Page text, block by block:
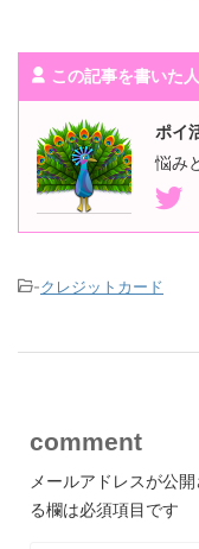
を使った回数は９回で
場合の金額として３０
乱暴な計算で４５０
つかった想定です。
選択肢は１００％元が
利用者
三菱ＵＦＪ銀行のア
用からきちんと守って
ん、その後の手間は掛
が一番なんですが…。
ています。保険はも
頃の保険も、他社に比
この記事を書いた人
ポイ
悩み
-クレジットカード
comment
メールアドレスが公
る欄は必須項目です